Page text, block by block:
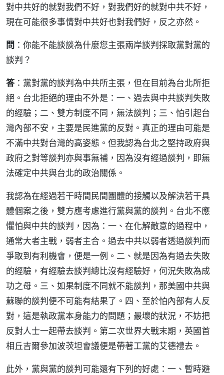
對中共好的就對我們不好，對我們好的就對中共不好，
現在可能很多事情對中共好也對我們好，反之亦然。
問 ：你能不能談談為什麼您主張兩岸談判採取黨對黨的
談判？
答：黨對黨的談判為中共所主張，但在目前為台北所拒
絕。台北拒絕的理由不外是：一、過去與中共談判失敗
的經驗；二、雙方制度不同，無法談判；三、怕引起台
灣內部不安，主要是民進黨的反對。真正的理由可能是
不滿中共對台灣的高姿態。但我認為台北之堅持政府與
政府之對等談判亦與事無補，因為沒有經過談判，即無
法確定中共與台北的政治關係。
我認為在經過若干時間民間團體的接觸以及解決若干具
體個案之後，雙方應考慮進行黨與黨的談判。台北不應
懼怕與中共的談判，因為：一、在化解敵意的過程中，
通常大者主戰，弱者主合。過去中共以弱者透過談判而
爭取到有利機會，便是一例。二、就是因為有過去失敗
的經驗，有經驗去談判總比沒有經驗好，何況失敗為成
功之母。三、如果制度不同就不能談判，那美國中共與
蘇聯的談判便不可能有結果了。四、至於怕內部有人反
對，這是執政黨本身能力的問題；最壞的狀況，不妨把
反對人士一起帶去談判。第二次世界大戰末期，英國首
相丘吉爾參加波茨坦會議便是帶著工黨的艾德禮去。
此外，黨與黨的談判可能還有下列的好處：一、暫時避